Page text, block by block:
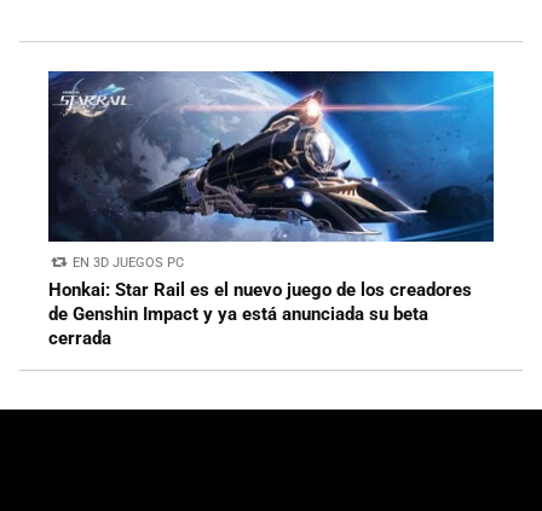
EN 3D JUEGOS PC
Honkai: Star Rail es el nuevo juego de los creadores
de Genshin Impact y ya está anunciada su beta
cerrada